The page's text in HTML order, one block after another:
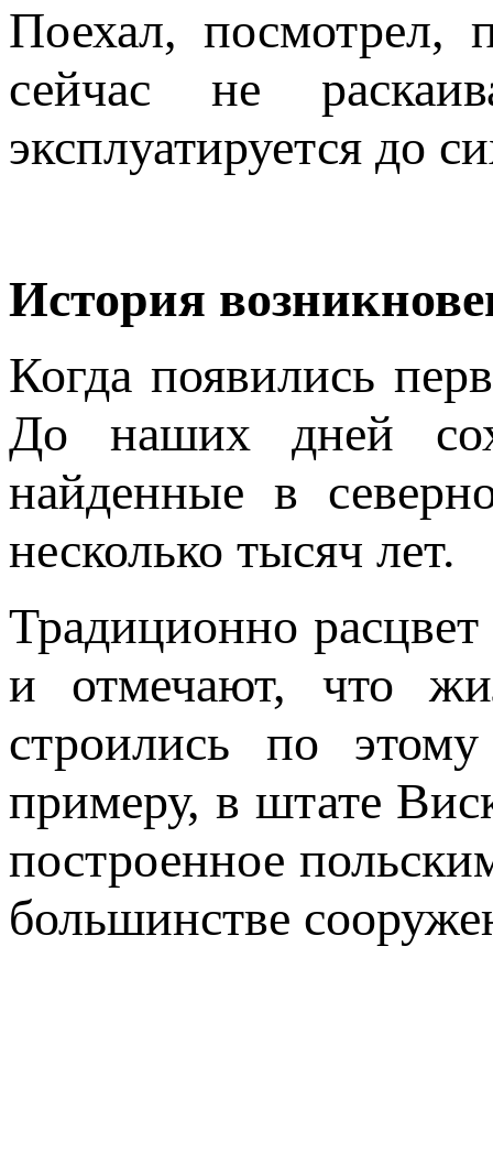
Поехал, посмотрел,
сейчас не
эксплуатируется до
История
Когда появились
До наших дней
найденные в
несколько тысяч лет.
Традиционно
и отмечают, что
строились по
примеру, в штате
построенное
большинстве